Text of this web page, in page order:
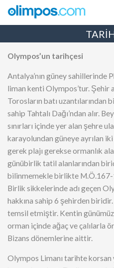
Olympos’un tarihçesi
Antalya’nın güney sahillerinde
liman kenti Olympos’tur. Şehir
Torosların batı uzantılarından
sahip Tahtalı Dağı’ndan alır.
sınırları içinde yer alan şehre
karayolundan güneye ayrılan
gerek plajı gerekse ormanlık
günübirlik tatil alanlarından
bilinmemekle birlikte M.Ö.167-
Birlik sikkelerinde adı geçen
hakkına sahip 6 şehirden biridir.
temsil etmiştir. Kentin
orman içinde ağaç ve çalılarla
Bizans dönemlerine aittir.
Olympos Limanı tarihte korsan